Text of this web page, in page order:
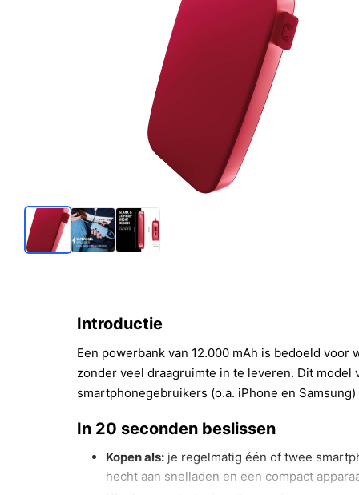
Introductie
Een powerbank van 12.000 mAh is bedoeld
zonder veel draagruimte in te leveren. Dit model
smartphonegebruikers (o.a. iPhone en
In 20 seconden beslissen
Kopen als: je regelmatig één of twee
hecht aan snelladen en een compact